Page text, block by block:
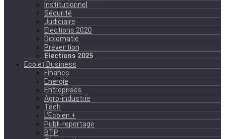
Institutionnel
Sécurité
Judiciaire
Elections 2020
Diplomatie
Prévention
Elections 2025
Eco et Business
Finance
Energie
Entreprises
Agro-industrie
Tech
L'Eco en +
Publi-reportage
BTP